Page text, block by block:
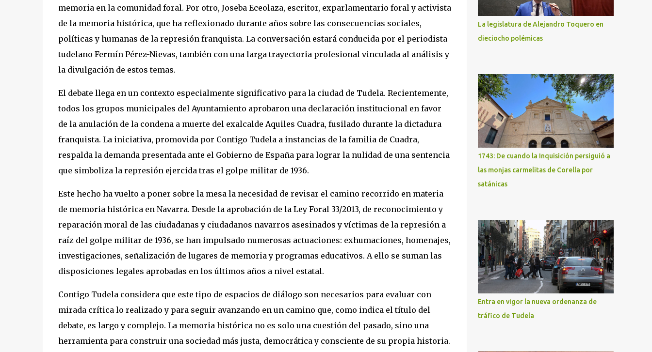
memoria en la comunidad foral. Por otro, Joseba Eceolaza, escritor, exparlamentario foral y activista
de la memoria histórica, que ha reflexionado durante años sobre las consecuencias sociales,
políticas y humanas de la represión franquista. La conversación estará conducida por el periodista
tudelano Fermín Pérez-Nievas, también con una larga trayectoria profesional vinculada al análisis y
la divulgación de estos temas.
El debate llega en un contexto especialmente significativo para la ciudad de Tudela. Recientemente,
todos los grupos municipales del Ayuntamiento aprobaron una declaración institucional en favor
de la anulación de la condena a muerte del exalcalde Aquiles Cuadra, fusilado durante la dictadura
franquista. La iniciativa, promovida por Contigo Tudela a instancias de la familia de Cuadra,
respalda la demanda presentada ante el Gobierno de España para lograr la nulidad de una sentencia
que simboliza la represión ejercida tras el golpe militar de 1936.
Este hecho ha vuelto a poner sobre la mesa la necesidad de revisar el camino recorrido en materia
de memoria histórica en Navarra. Desde la aprobación de la Ley Foral 33/2013, de reconocimiento y
reparación moral de las ciudadanas y ciudadanos navarros asesinados y víctimas de la represión a
raíz del golpe militar de 1936, se han impulsado numerosas actuaciones: exhumaciones, homenajes,
investigaciones, señalización de lugares de memoria y programas educativos. A ello se suman las
disposiciones legales aprobadas en los últimos años a nivel estatal.
Contigo Tudela considera que este tipo de espacios de diálogo son necesarios para evaluar con
mirada crítica lo realizado y para seguir avanzando en un camino que, como indica el título del
debate, es largo y complejo. La memoria histórica no es solo una cuestión del pasado, sino una
herramienta para construir una sociedad más justa, democrática y consciente de su propia historia.
La legislatura de Alejandro Toquero en
dieciocho polémicas
1743: De cuando la Inquisición persiguió a
las monjas carmelitas de Corella por
satánicas
Entra en vigor la nueva ordenanza de
tráfico de Tudela